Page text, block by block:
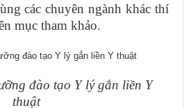
các chuyên ngành khác thí
mục tham khảo.
đào tạo Y lý gắn liền Y
thuật